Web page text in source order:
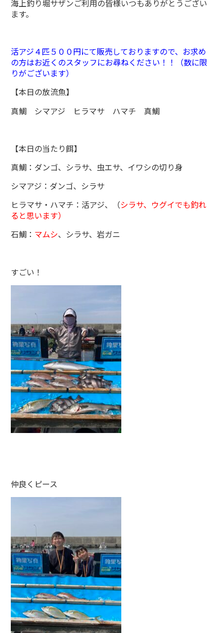
海上釣り堀サザンご利用の皆様いつもありがとうござい
ます。
活アジ４匹５００円にて販売しておりますので、お求め
の方はお近くのスタッフにお尋ねください！！（数に限
りがございます）
【本日の放流魚】
真鯛 シマアジ ヒラマサ ハマチ 真鯛
【本日の当たり餌】
真鯛：ダンゴ、シラサ、虫エサ、イワシの切り身
シマアジ：ダンゴ、シラサ
ヒラマサ・ハマチ：活アジ、（シラサ、ウグイでも釣れ
ると思います）
石鯛： マムシ、シラサ、岩ガニ
すごい！
仲良くピース